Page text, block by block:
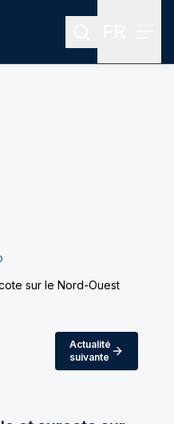
Rechercher
sur le Nord-Ouest
Actualité
suivante